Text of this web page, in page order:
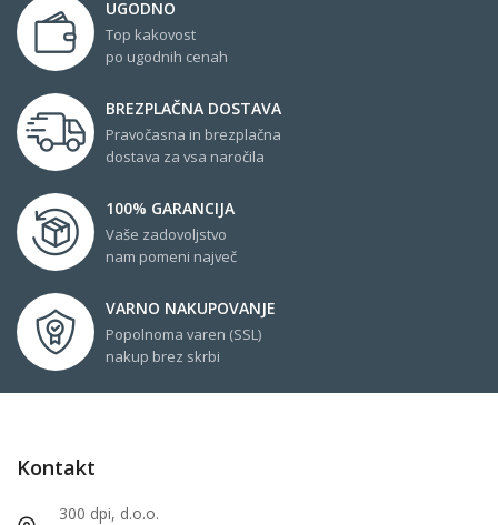
UGODNO
Top kakovost
po ugodnih cenah
BREZPLAČNA DOSTAVA
Pravočasna in brezplačna
dostava za vsa naročila
100% GARANCIJA
Vaše zadovoljstvo
nam pomeni največ
VARNO NAKUPOVANJE
Popolnoma varen (SSL)
nakup brez skrbi
Kontakt
300 dpi, d.o.o.